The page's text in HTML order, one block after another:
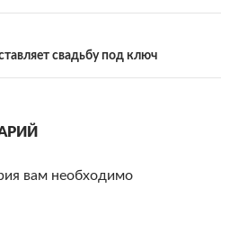
свадьбу под ключ
вам необходимо